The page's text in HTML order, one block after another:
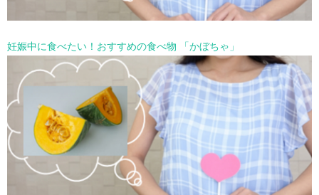
妊娠中に食べたい！おすすめの食べ物 「かぼちゃ」